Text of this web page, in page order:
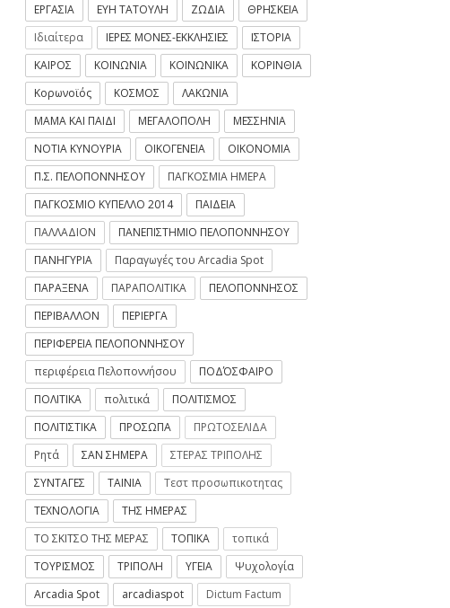
ΕΡΓΑΣΙΑ
ΕΥΗ ΤΑΤΟΥΛΗ ΖΩΔΙΑ
ΘΡΗΣΚΕΙΑ
Ιδιαίτερα
ΙΕΡΕΣ ΜΟΝΕΣ-ΕΚΚΛΗΣΙΕΣ
ΙΣΤΟΡΙΑ
ΚΑΙΡΟΣ
ΚΟΙΝΩΝΙΑ ΚΟΙΝΩΝΙΚΑ
ΚΟΡΙΝΘΙΑ
Κορωνοϊός
ΚΟΣΜΟΣ
ΛΑΚΩΝΙΑ
ΜΑΜΑ ΚΑΙ ΠΑΙΔΙ
ΜΕΓΑΛΟΠΟΛΗ
ΜΕΣΣΗΝΙΑ
ΝΟΤΙΑ ΚΥΝΟΥΡΙΑ
ΟΙΚΟΓΕΝΕΙΑ
ΟΙΚΟΝΟΜΙΑ
Π.Σ. ΠΕΛΟΠΟΝΝΗΣΟΥ
ΠΑΓΚΟΣΜΙΑ ΗΜΕΡΑ
ΠΑΓΚΟΣΜΙΟ ΚΥΠΕΛΛΟ 2014
ΠΑΙΔΕΙΑ
ΠΑΛΛΑΔΙΟΝ
ΠΑΝΕΠΙΣΤΗΜΙΟ ΠΕΛΟΠΟΝΝΗΣΟΥ
ΠΑΝΗΓΥΡΙΑ
Παραγωγές του Arcadia Spot
ΠΑΡΑΞΕΝΑ
ΠΑΡΑΠΟΛΙΤΙΚΑ
ΠΕΛΟΠΟΝΝΗΣΟΣ
ΠΕΡΙΒΑΛΛΟΝ
ΠΕΡΙΕΡΓΑ
ΠΕΡΙΦΕΡΕΙΑ ΠΕΛΟΠΟΝΝΗΣΟΥ
περιφέρεια Πελοποννήσου
ΠΟΔΌΣΦΑΙΡΟ
ΠΟΛΙΤΙΚΑ
πολιτικά
ΠΟΛΙΤΙΣΜΟΣ
ΠΟΛΙΤΙΣΤΙΚΑ
ΠΡΟΣΩΠΑ
ΠΡΩΤΟΣΕΛΙΔΑ
Ρητά
ΣΑΝ ΣΗΜΕΡΑ
ΣΤΕΡΑΣ ΤΡΙΠΟΛΗΣ
ΣΥΝΤΑΓΕΣ
ΤΑΙΝΙΑ
Τεστ προσωπικοτητας
ΤΕΧΝΟΛΟΓΙΑ
ΤΗΣ ΗΜΕΡΑΣ
ΤΟ ΣΚΙΤΣΟ ΤΗΣ ΜΕΡΑΣ
ΤΟΠΙΚΑ
τοπικά
ΤΟΥΡΙΣΜΟΣ
ΤΡΙΠΟΛΗ ΥΓΕΙΑ
Ψυχολογία
Arcadia Spot
arcadiaspot
Dictum Factum